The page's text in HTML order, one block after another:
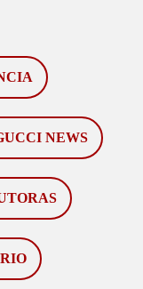
NEWS